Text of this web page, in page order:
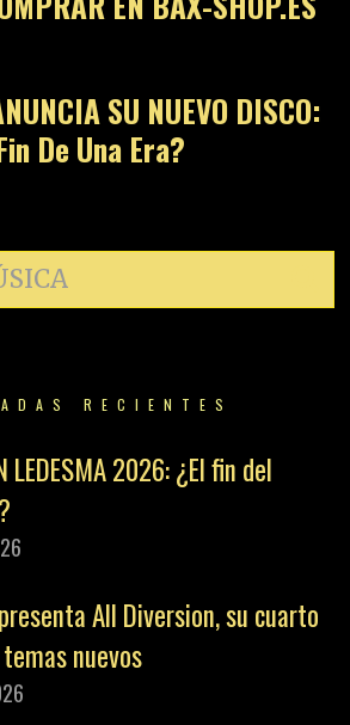
14
SU NUEVO DISCO:
De Una Era?
RECIENTES
LEDESMA 2026: ¿El fin del
All Diversion, su cuarto
nuevos